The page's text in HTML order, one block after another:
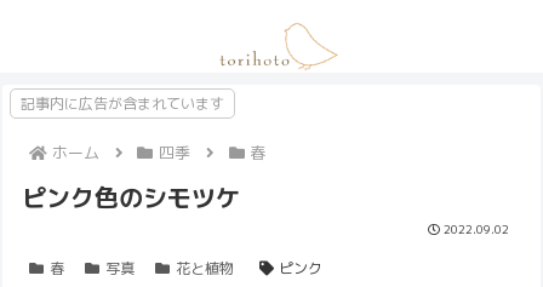
記事内に広告が含まれています
ホーム 四季 春
ピンク色のシモツケ
2022.09.02
春 写真 花と植物 ピンク